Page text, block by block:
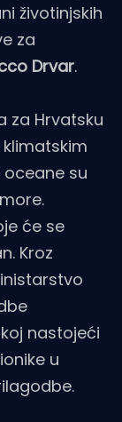
životinjskih
za
Drvar.
za Hrvatsku
su
će se
Kroz
nastojeći
u